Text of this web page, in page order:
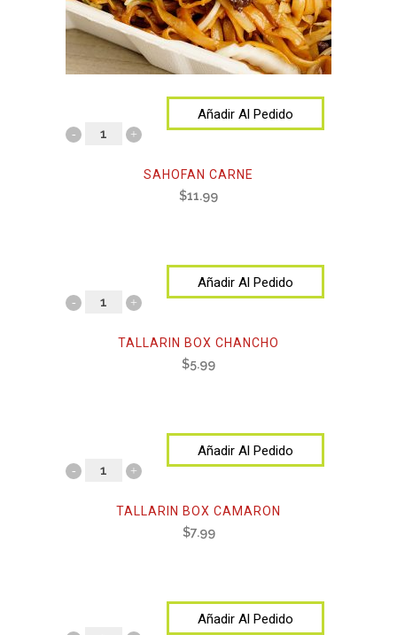
Añadir Al Pedido
SAHOFAN CARNE
$11.99
Añadir Al Pedido
TALLARIN BOX CHANCHO
$5.99
Añadir Al Pedido
TALLARIN BOX CAMARON
$7.99
Añadir Al Pedido